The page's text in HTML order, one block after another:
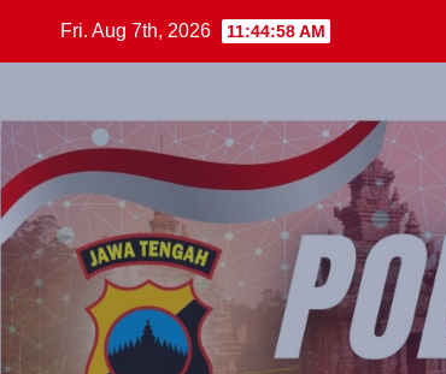
Fri. Aug 7th, 2026 11:44:59 AM